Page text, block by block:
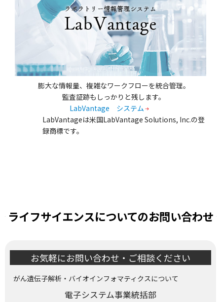
膨大な情報量、複雑なワークフローを統合管理。
監査証跡もしっかりと残します。
LabVantage システム
LabVantageは米国LabVantage Solutions, Inc.の登
録商標です。
ライフサイエンスについてのお問い合わせ
お気軽にお問い合わせ・ご相談ください
がん遺伝子解析・バイオインフォマティクスについて
電子システム事業統括部